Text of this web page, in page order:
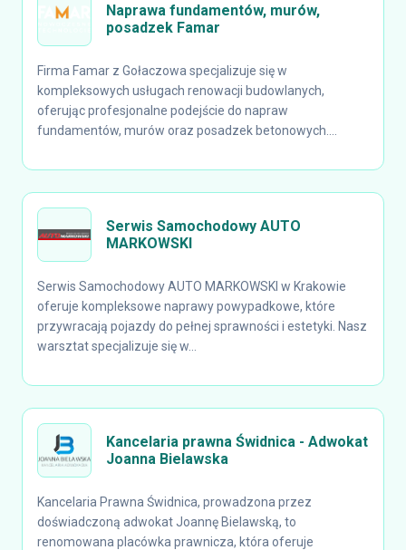
Naprawa fundamentów, murów,
posadzek Famar
Firma Famar z Gołaczowa specjalizuje się w
kompleksowych usługach renowacji budowlanych,
oferując profesjonalne podejście do napraw
fundamentów, murów oraz posadzek betonowych....
Serwis Samochodowy AUTO
MARKOWSKI
Serwis Samochodowy AUTO MARKOWSKI w Krakowie
oferuje kompleksowe naprawy powypadkowe, które
przywracają pojazdy do pełnej sprawności i estetyki. Nasz
warsztat specjalizuje się w...
Kancelaria prawna Świdnica - Adwokat
Joanna Bielawska
Kancelaria Prawna Świdnica, prowadzona przez
doświadczoną adwokat Joannę Bielawską, to
renomowana placówka prawnicza, która oferuje